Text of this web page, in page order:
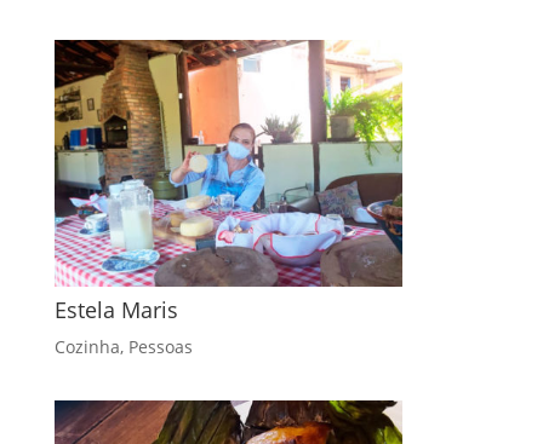
Estela Maris
Cozinha, Pessoas